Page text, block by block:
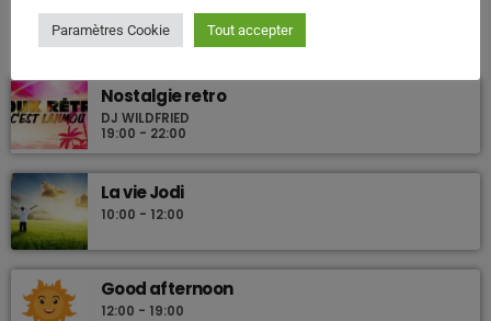
PROCHAINES ÉMISSIONS
Nostalgie retro
DJ WILDFRIED
19:00 - 22:00
La vie Jodi
10:00 - 12:00
Good afternoon
12:00 - 19:00
Paramètres Cookie Tout accepter